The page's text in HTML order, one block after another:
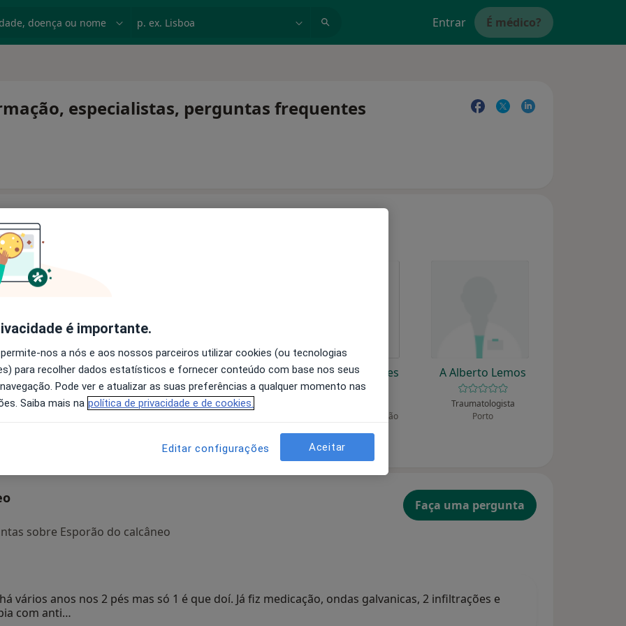
Entrar É médico?
especialistas, perguntas frequentes
Elsa Cunha
Podologista
Cristiane Félix da
Costa
Liliana Rodrigues
Vila Nova de Famalicão
A Alberto Lemos
Traumatologista
Porto
Faça uma pergunta
sobre Esporão do calcâneo
vários anos nos 2 pés mas só 1 é que doí. Já fiz medicação, ondas galvanicas, 2 infiltrações e
com anti…
é importante.
nos a nós e aos nossos parceiros utilizar cookies (ou tecnologias
para recolher dados estatísticos e fornecer conteúdo com base nos seus
Pode ver e atualizar as suas preferências a qualquer momento nas
Saiba mais na política de privacidade e de cookies.
Editar configurações Aceitar